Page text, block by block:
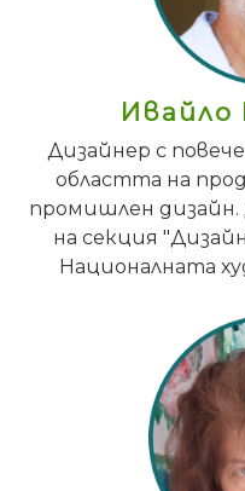
Ивайло
Дизайнер с
областта на
промишлен
на секция
Националната